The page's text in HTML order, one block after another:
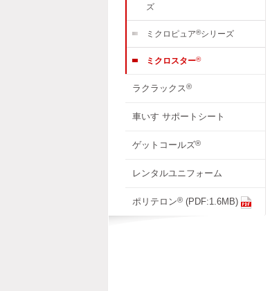
ズ
ミクロピュア®シリーズ
ミクロスター®
ラクラックス®
車いす サポートシート
ゲットコールズ®
レンタルユニフォーム
ポリテロン® (PDF:1.6MB)